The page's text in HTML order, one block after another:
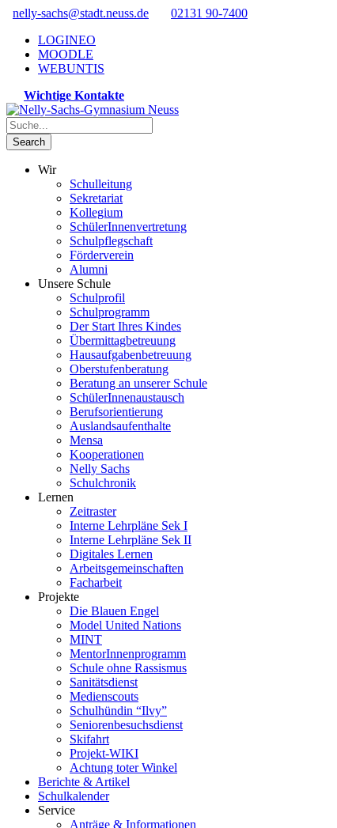
nelly-sachs@stadt.neuss.de
02131 90-7400
LOGINEO
MOODLE
WEBUNTIS
Wichtige Kontakte
Wir
Schulleitung
Sekretariat
Kollegium
SchülerInnenvertretung
Schulpflegschaft
Förderverein
Alumni
Unsere Schule
Schulprofil
Schulprogramm
Der Start Ihres Kindes
Übermittagbetreuung
Hausaufgabenbetreuung
Oberstufenberatung
Beratung an unserer Schule
SchülerInnenaustausch
Berufsorientierung
Auslandsaufenthalte
Mensa
Kooperationen
Nelly Sachs
Schulchronik
Lernen
Zeitraster
Interne Lehrpläne Sek I
Interne Lehrpläne Sek II
Digitales Lernen
Arbeitsgemeinschaften
Facharbeit
Projekte
Die Blauen Engel
Model United Nations
MINT
MentorInnenprogramm
Schule ohne Rassismus
Sanitätsdienst
Medienscouts
Schulhündin “Ilvy”
Seniorenbesuchsdienst
Skifahrt
Projekt-WIKI
Achtung toter Winkel
Berichte & Artikel
Schulkalender
Service
Anträge & Informationen